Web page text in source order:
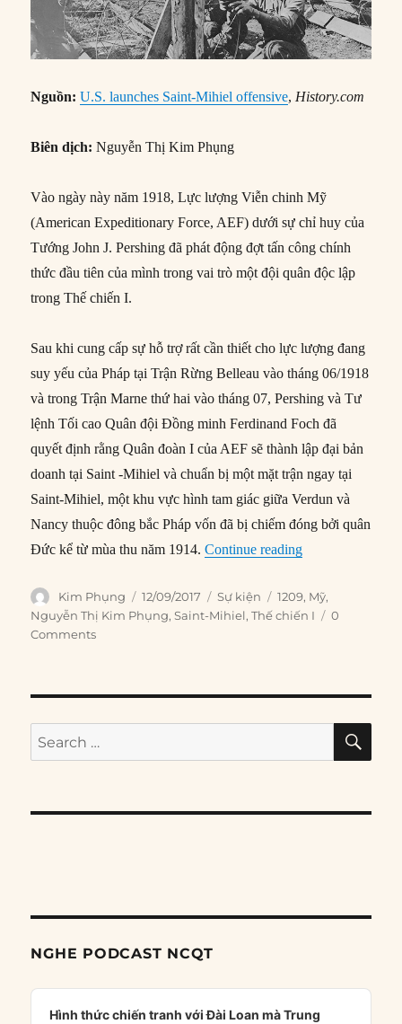
Nguồn:U.S. launches Saint-Mihiel offensive, History.com
Biên dịch: Nguyễn Thị Kim Phụng
Vào ngày này năm 1918, Lực lượng Viễn chinh Mỹ
(American Expeditionary Force, AEF) dưới sự chỉ huy của
Tướng John J. Pershing đã phát động đợt tấn công chính
thức đầu tiên của mình trong vai trò một đội quân độc lập
trong Thế chiến I.
Sau khi cung cấp sự hỗ trợ rất cần thiết cho lực lượng đang
suy yếu của Pháp tại Trận Rừng Belleau vào tháng 06/1918
và trong Trận Marne thứ hai vào tháng 07, Pershing và Tư
lệnh Tối cao Quân đội Đồng minh Ferdinand Foch đã
quyết định rằng Quân đoàn I của AEF sẽ thành lập đại bản
doanh tại Saint -Mihiel và chuẩn bị một mặt trận ngay tại
Saint-Mihiel, một khu vực hình tam giác giữa Verdun và
Nancy thuộc đông bắc Pháp vốn đã bị chiếm đóng bởi quân
Đức kể từ mùa thu năm 1914.Continue reading“12/09/1918:
Author
Kim Phụng
Posted
on
12/09/2017 Categories
Sự kiện Tags
1209, Mỹ,
Nguyễn Thị Kim Phụng,Saint-Mihiel,Thế chiến I
0
Comments
Search
for:
NGHE PODCAST NCQT
Audio
Player
Hình thức chiến tranh với Đài Loan mà Trung